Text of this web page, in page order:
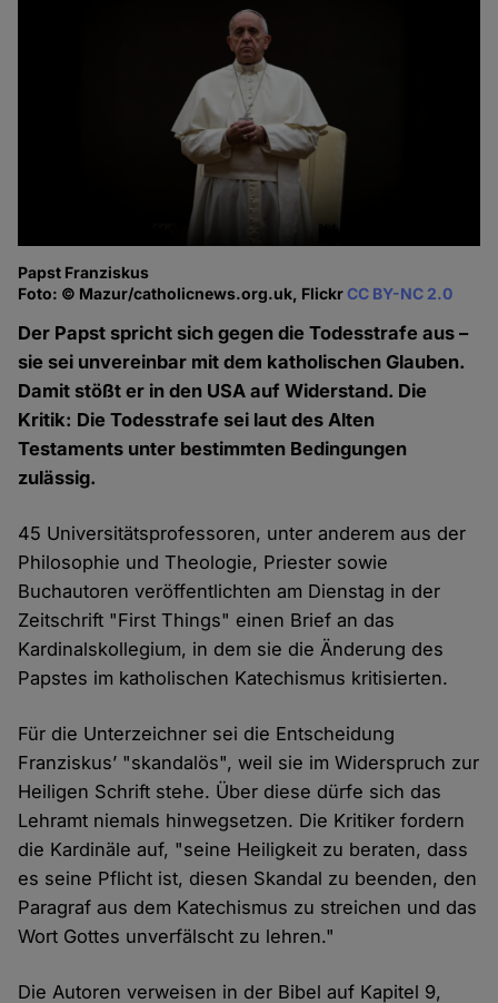
Papst Franziskus
Foto: © Mazur/catholicnews.org.uk, FlickrCC BY-NC 2.0
Der Papst spricht sich gegen die Todesstrafe aus –
sie sei unvereinbar mit dem katholischen Glauben.
Damit stößt er in den USA auf Widerstand. Die
Kritik: Die Todesstrafe sei laut des Alten
Testaments unter bestimmten Bedingungen
zulässig.
45 Universitätsprofessoren, unter anderem aus der
Philosophie und Theologie, Priester sowie
Buchautoren veröffentlichten am Dienstag in der
Zeitschrift "First Things" einen Brief an das
Kardinalskollegium, in dem sie die Änderung des
Papstes im katholischen Katechismus kritisierten.
Für die Unterzeichner sei die Entscheidung
Franziskus’ "skandalös", weil sie im Widerspruch zur
Heiligen Schrift stehe. Über diese dürfe sich das
Lehramt niemals hinwegsetzen. Die Kritiker fordern
die Kardinäle auf, "seine Heiligkeit zu beraten, dass
es seine Pflicht ist, diesen Skandal zu beenden, den
Paragraf aus dem Katechismus zu streichen und das
Wort Gottes unverfälscht zu lehren."
Die Autoren verweisen in der Bibel auf Kapitel 9,